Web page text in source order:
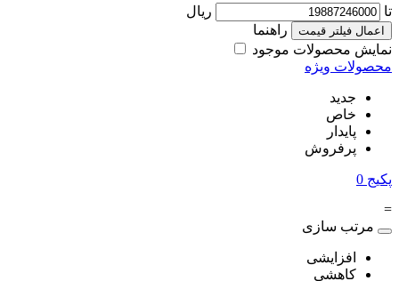
تا ریال
اعمال فیلتر قیمت
راهنما
نمایش محصولات موجود
محصولات ویژه
جدید
خاص
پایدار
پرفروش
پکیج 0
=
مرتب سازی
افزایشی
کاهشی